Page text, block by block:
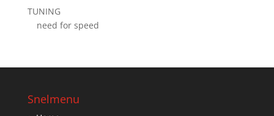
TUNING
need for speed
Snelmenu